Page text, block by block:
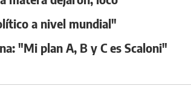
a nivel mundial"
"Mi plan A, B y C es Scaloni"